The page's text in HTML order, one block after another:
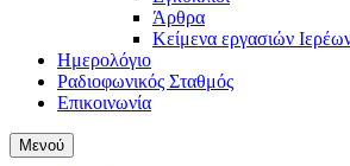
Άρθρα
Κείμενα εργασιών
Ημερολόγιο
Ραδιοφωνικός Σταθμός
Επικοινωνία
Μενού